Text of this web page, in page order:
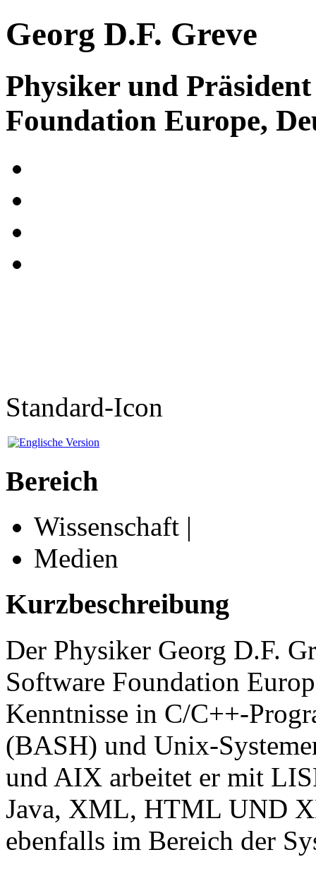
Georg D.F. Greve
Physiker und
Foundation Europe,
Standard-Icon
Bereich
Wissenschaft |
Medien
Kurzbeschreibung
Der Physiker Georg D.F.
Software Foundation
Kenntnisse in C/C++-
(BASH) und Unix-
und AIX arbeitet er mit
Java, XML, HTML UND
ebenfalls im Bereich der